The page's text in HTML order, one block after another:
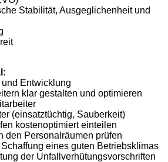
Stabilität, Ausgeglichenheit und
Entwicklung
klar gestalten und optimieren
(einsatztüchtig, Sauberkeit)
kostenoptimiert einteilen
den Personalräumen prüfen
eines guten Betriebsklimas
der Unfallverhütungsvorschriften